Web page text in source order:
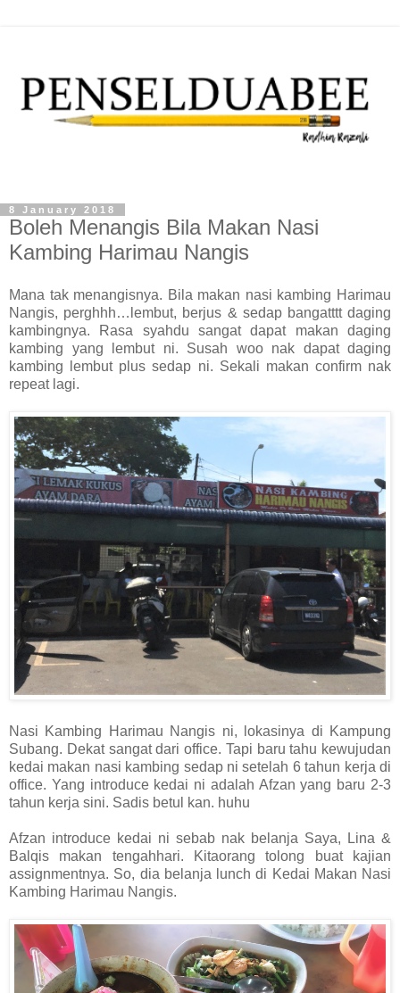
8 January 2018
Boleh Menangis Bila Makan Nasi
Kambing Harimau Nangis
Mana tak menangisnya. Bila makan nasi kambing Harimau
Nangis, perghhh…lembut, berjus & sedap bangatttt daging
kambingnya. Rasa syahdu sangat dapat makan daging
kambing yang lembut ni. Susah woo nak dapat daging
kambing lembut plus sedap ni. Sekali makan confirm nak
repeat lagi.
Nasi Kambing Harimau Nangis ni, lokasinya di Kampung
Subang. Dekat sangat dari office. Tapi baru tahu kewujudan
kedai makan nasi kambing sedap ni setelah 6 tahun kerja di
office. Yang introduce kedai ni adalah Afzan yang baru 2-3
tahun kerja sini. Sadis betul kan. huhu
Afzan introduce kedai ni sebab nak belanja Saya, Lina &
Balqis makan tengahhari. Kitaorang tolong buat kajian
assignmentnya. So, dia belanja lunch di Kedai Makan Nasi
Kambing Harimau Nangis.